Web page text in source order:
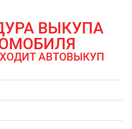
ВЫКУПА
АВТОВЫКУП